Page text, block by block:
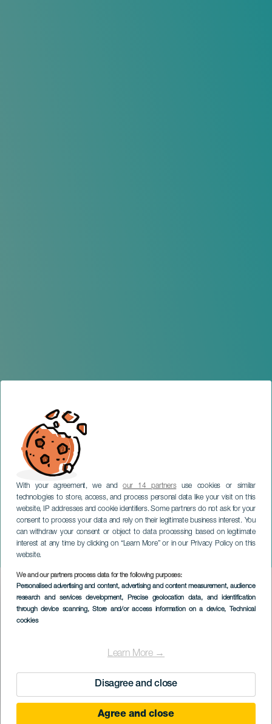
With your agreement, we andour 14 partnersuse cookies or similar
technologies to store, access, and process personal data like your visit on this
website, IP addresses and cookie identifiers. Some partners do not ask for your
consent to process your data and rely on their legitimate business interest. You
can withdraw your consent or object to data processing based on legitimate
interest at any time by clicking on “Learn More” or in our Privacy Policy on this
website.
We and our partners process data for the following purposes:
Personalised advertising and content, advertising and content measurement, audience
research and services development, Precise geolocation data, and identification
through device scanning, Store and/or access information on a device, Technical
cookies
Learn More →
Disagree and close
Agree and close
Campioni 2
TENERIFE
Imagen
Listado